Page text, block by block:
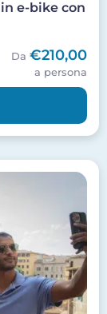
e-bike con
Da €210,00
a persona